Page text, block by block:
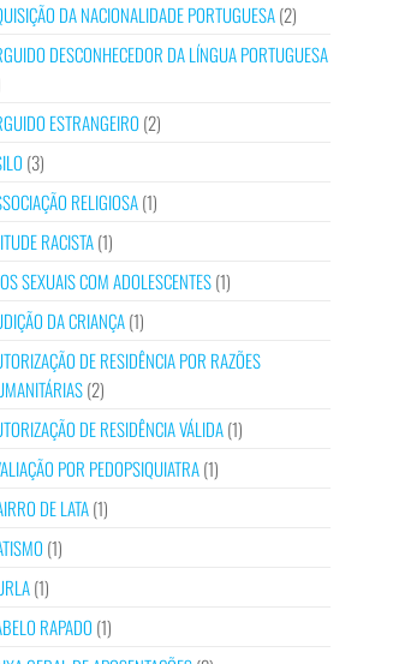
DA NACIONALIDADE PORTUGUESA(2)
DESCONHECEDOR DA LÍNGUA PORTUGUESA
ESTRANGEIRO (2)
(3)
RELIGIOSA(1)
RACISTA(1)
SEXUAIS COM ADOLESCENTES(1)
DA CRIANÇA(1)
DE RESIDÊNCIA POR RAZÕES
(2)
DE RESIDÊNCIA VÁLIDA(1)
POR PEDOPSIQUIATRA(1)
DE LATA(1)
(1)
(1)
RAPADO (1)